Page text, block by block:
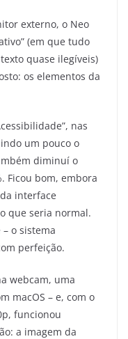
externo, o Neo
(em que tudo
quase ilegíveis)
os elementos da
nas
um pouco o
diminuí o
Ficou bom, embora
interface
que seria normal.
o sistema
perfeição.
webcam, uma
macOS – e, com o
funcionou
a imagem da